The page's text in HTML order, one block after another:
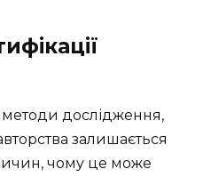
дослідження,
залишається
чому це може